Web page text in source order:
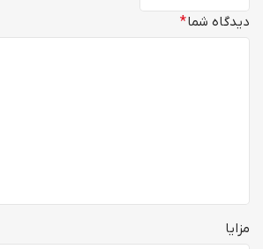
دیدگاه شما*
مزایا